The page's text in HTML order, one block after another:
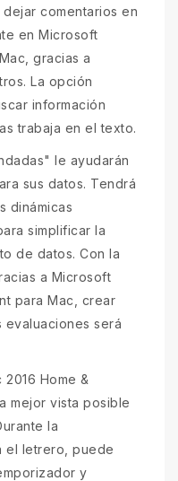
comentarios en
en Microsoft
gracias a
La opción
información
trabaja en el texto.
le ayudarán
sus datos. Tendrá
dinámicas
simplificar la
de datos. Con la
a Microsoft
para Mac, crear
evaluaciones será
Home &
mejor vista posible
la
el letrero, puede
y